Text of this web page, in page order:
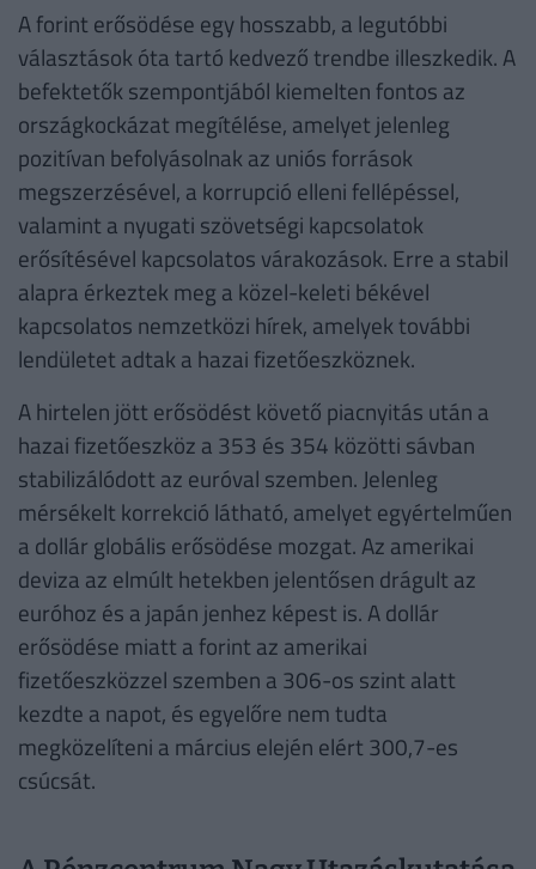
A forint erősödése egy hosszabb, a legutóbbi
választások óta tartó kedvező trendbe illeszkedik. A
befektetők szempontjából kiemelten fontos az
országkockázat megítélése, amelyet jelenleg
pozitívan befolyásolnak az uniós források
megszerzésével, a korrupció elleni fellépéssel,
valamint a nyugati szövetségi kapcsolatok
erősítésével kapcsolatos várakozások. Erre a stabil
alapra érkeztek meg a közel-keleti békével
kapcsolatos nemzetközi hírek, amelyek további
lendületet adtak a hazai fizetőeszköznek.
A hirtelen jött erősödést követő piacnyitás után a
hazai fizetőeszköz a 353 és 354 közötti sávban
stabilizálódott az euróval szemben. Jelenleg
mérsékelt korrekció látható, amelyet egyértelműen
a dollár globális erősödése mozgat. Az amerikai
deviza az elmúlt hetekben jelentősen drágult az
euróhoz és a japán jenhez képest is. A dollár
erősödése miatt a forint az amerikai
fizetőeszközzel szemben a 306-os szint alatt
kezdte a napot, és egyelőre nem tudta
megközelíteni a március elején elért 300,7-es
csúcsát.